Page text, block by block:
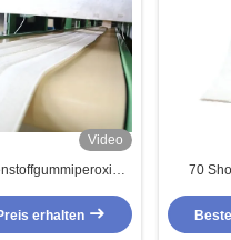
Video
FKM
erhalten
70